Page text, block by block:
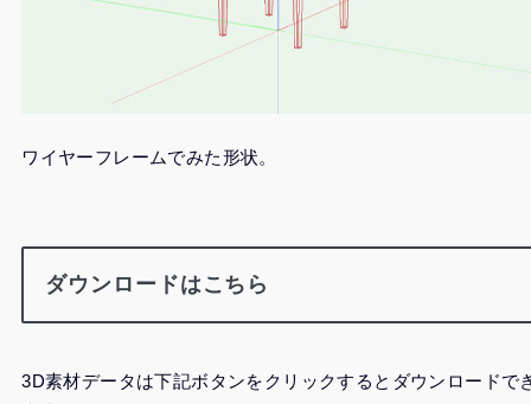
ワイヤーフレームでみた形状。
ダウンロードはこちら
3D素材データは下記ボタンをクリックするとダウンロードで